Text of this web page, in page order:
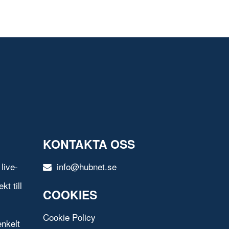
till
KONTAKTA OSS
info@hubnet.se
COOKIES
Cookie Policy